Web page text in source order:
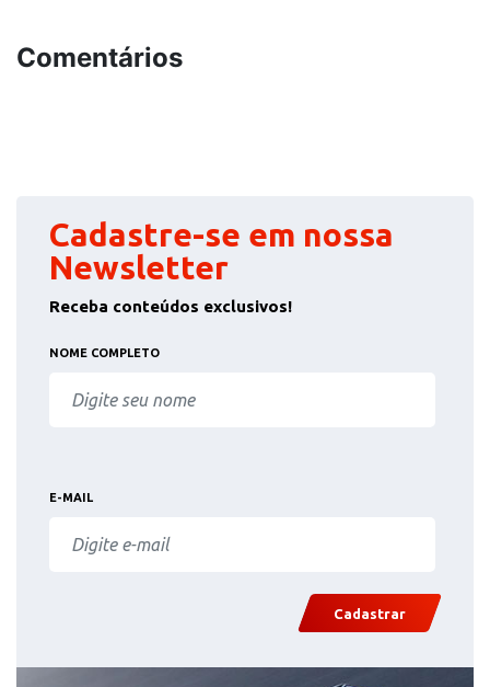
Comentários
Cadastre-se em nossa
Newsletter
Receba conteúdos exclusivos!
NOME COMPLETO
E-MAIL
Cadastrar